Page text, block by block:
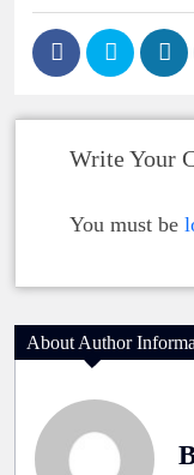
Write Your
You must be
About Author